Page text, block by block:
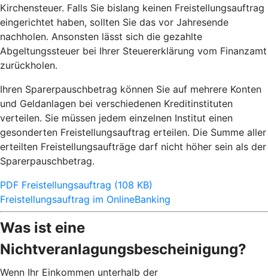
Kirchensteuer. Falls Sie bislang keinen Freistellungsauftrag
eingerichtet haben, sollten Sie das vor Jahresende
nachholen. Ansonsten lässt sich die gezahlte
Abgeltungssteuer bei Ihrer Steuererklärung vom Finanzamt
zurückholen.
Ihren Sparerpauschbetrag können Sie auf mehrere Konten
und Geldanlagen bei verschiedenen Kreditinstituten
verteilen. Sie müssen jedem einzelnen Institut einen
gesonderten Freistellungsauftrag erteilen. Die Summe aller
erteilten Freistellungsaufträge darf nicht höher sein als der
Sparerpauschbetrag.
PDF Freistellungsauftrag (108 KB)
Freistellungsauftrag im OnlineBanking
Was ist eine
Nichtveranlagungsbescheinigung?
Wenn Ihr Einkommen unterhalb der